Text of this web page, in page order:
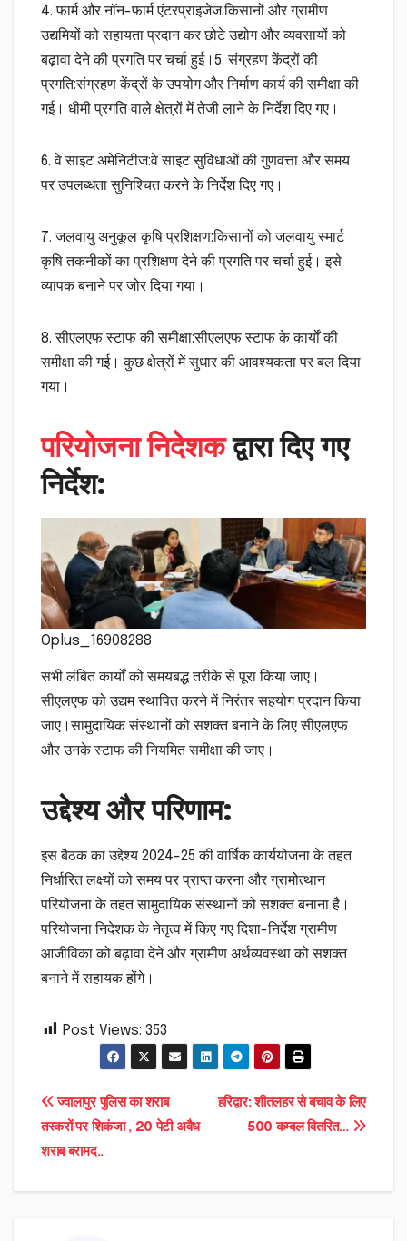
4. फार्म और नॉन-फार्म एंटरप्राइजेज:किसानों और ग्रामीण
उद्यमियों को सहायता प्रदान कर छोटे उद्योग और व्यवसायों को
बढ़ावा देने की प्रगति पर चर्चा हुई।5. संग्रहण केंद्रों की
प्रगति:संग्रहण केंद्रों के उपयोग और निर्माण कार्य की समीक्षा की
गई। धीमी प्रगति वाले क्षेत्रों में तेजी लाने के निर्देश दिए गए।
6. वे साइट अमेनिटीज:वे साइट सुविधाओं की गुणवत्ता और समय
पर उपलब्धता सुनिश्चित करने के निर्देश दिए गए।
7. जलवायु अनुकूल कृषि प्रशिक्षण:किसानों को जलवायु स्मार्ट
कृषि तकनीकों का प्रशिक्षण देने की प्रगति पर चर्चा हुई। इसे
व्यापक बनाने पर जोर दिया गया।
8. सीएलएफ स्टाफ की समीक्षा:सीएलएफ स्टाफ के कार्यों की
समीक्षा की गई। कुछ क्षेत्रों में सुधार की आवश्यकता पर बल दिया
गया।
परियोजना निदेशकद्वारा दिए गए
निर्देश:
Oplus_16908288
सभी लंबित कार्यों को समयबद्ध तरीके से पूरा किया जाए।
सीएलएफ को उद्यम स्थापित करने में निरंतर सहयोग प्रदान किया
जाए।सामुदायिक संस्थानों को सशक्त बनाने के लिए सीएलएफ
और उनके स्टाफ की नियमित समीक्षा की जाए।
उद्देश्य और परिणाम:
इस बैठक का उद्देश्य 2024-25 की वार्षिक कार्ययोजना के तहत
निर्धारित लक्ष्यों को समय पर प्राप्त करना और ग्रामोत्थान
परियोजना के तहत सामुदायिक संस्थानों को सशक्त बनाना है।
परियोजना निदेशक के नेतृत्व में किए गए दिशा-निर्देश ग्रामीण
आजीविका को बढ़ावा देने और ग्रामीण अर्थव्यवस्था को सशक्त
बनाने में सहायक होंगे।
Post Views: 353
Post
navigation
हरिद्वार: शीतलहर से बचाव के लिए
500 कम्बल वितरित…
ज्वालापुर पुलिस का शराब
तस्करों पर शिकंजा , 20 पेटी अवैध
शराब बरामद..